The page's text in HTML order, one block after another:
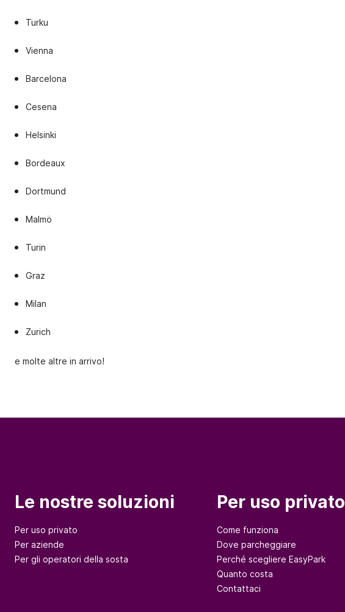
Turku
Vienna
Barcelona
Cesena
Helsinki
Bordeaux
Dortmund
Malmö
Turin
Graz
Milan
Zurich
e molte altre in arrivo!
Le nostre soluzioni
Per uso privato
Per aziende
Per gli operatori della sosta
Per uso privato
Come funziona
Dove parcheggiare
Perché scegliere EasyPark
Quanto costa
Contattaci